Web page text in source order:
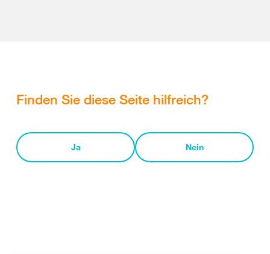
Finden Sie diese Seite hilfreich?
Ja Nein